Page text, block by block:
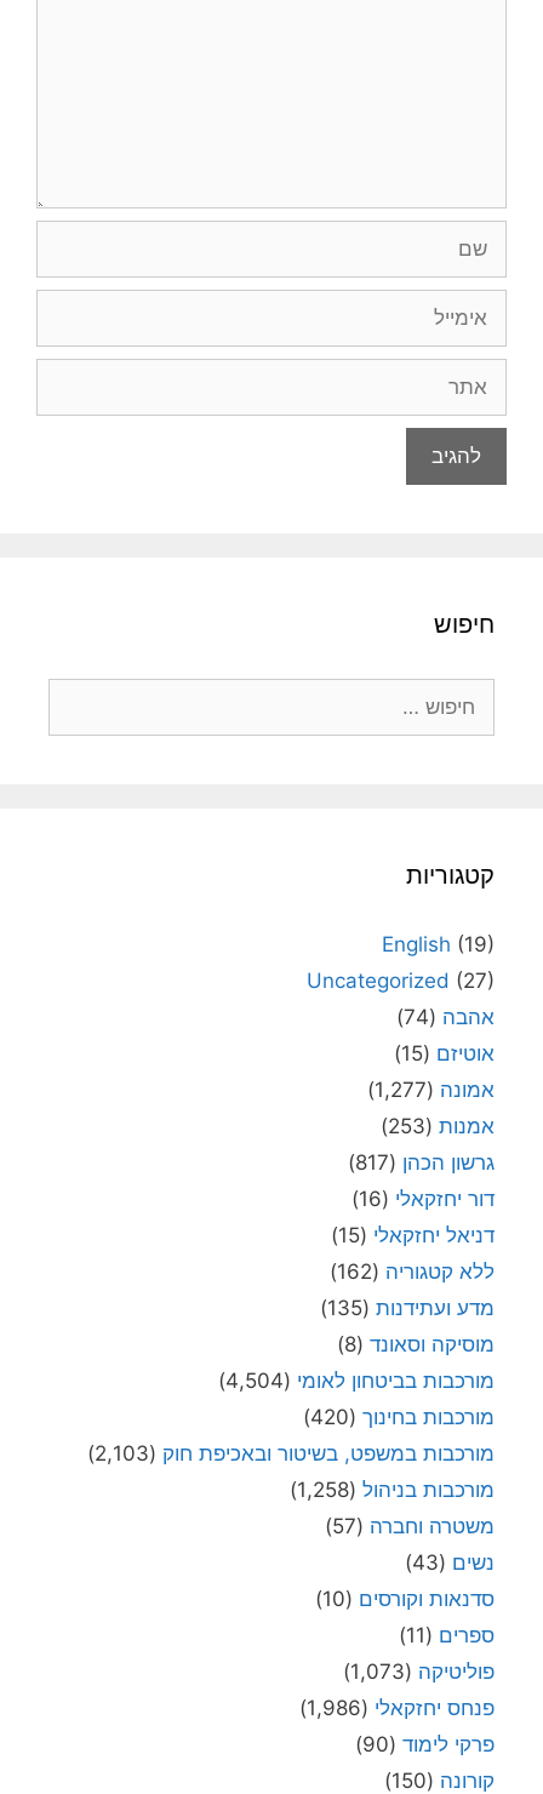
חיפוש
קטגוריות
English (19)
Uncategorized (27)
אהבה (74)
אוטיזם (15)
אמונה (1,277)
אמנות (253)
גרשון הכהן (817)
דור יחזקאלי (16)
דניאל יחזקאלי (15)
ללא קטגוריה (162)
מדע ועתידנות (135)
מוסיקה וסאונד (8)
מורכבות בביטחון לאומי (4,504)
מורכבות בחינוך (420)
מורכבות במשפט, בשיטור ובאכיפת חוק (2,103)
מורכבות בניהול (1,258)
משטרה וחברה (57)
נשים (43)
סדנאות וקורסים (10)
ספרים (11)
פוליטיקה (1,073)
פנחס יחזקאלי (1,986)
פרקי לימוד (90)
קורונה (150)